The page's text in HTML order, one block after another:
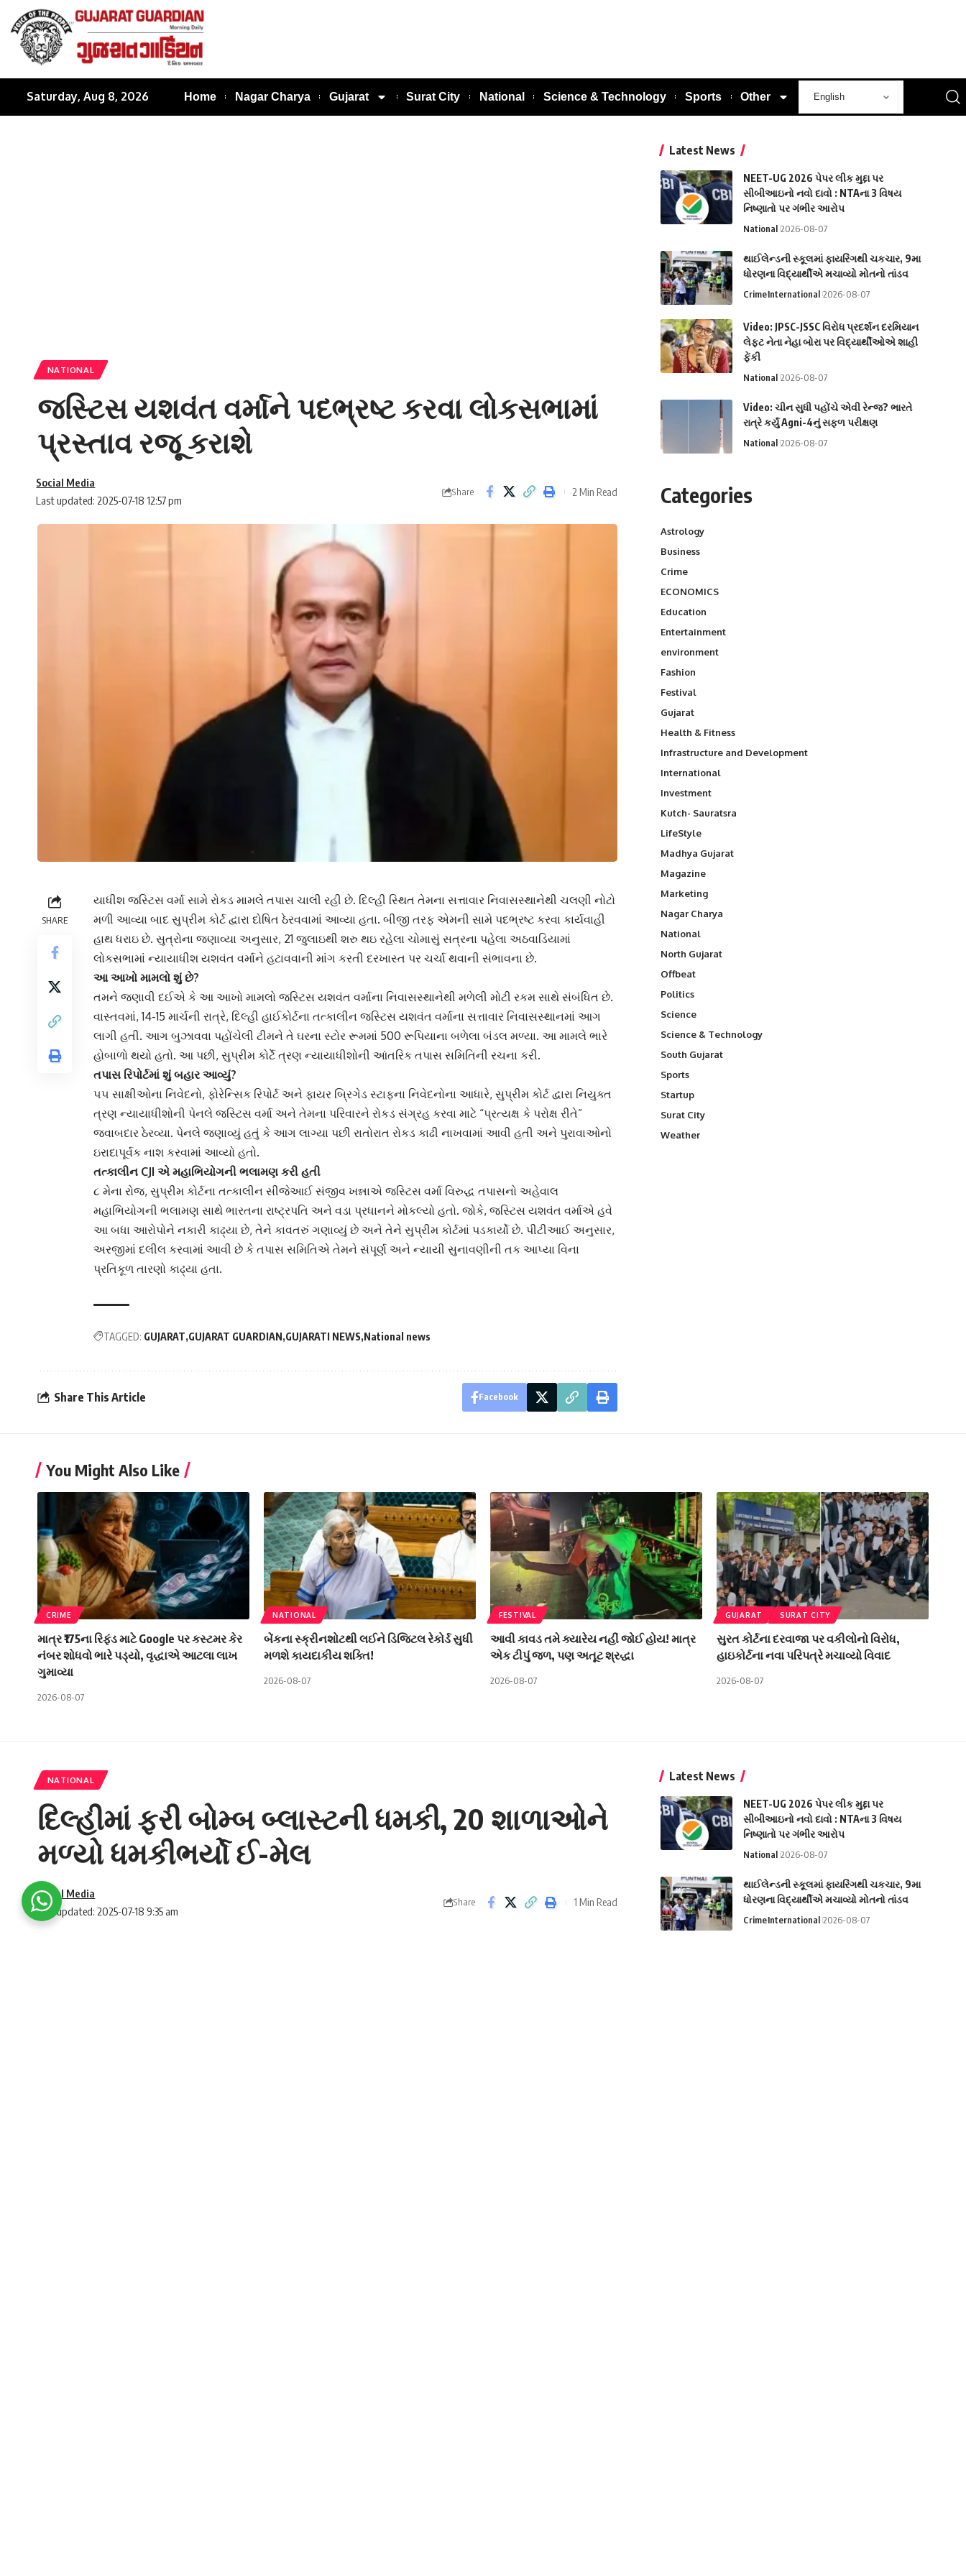
Saturday, Aug 8, 2026 Home Nagar Charya Gujarat Surat City National Science & Technology Sports Other
NATIONAL
જસ્ટિસ યશવંત વર્માને પદભ્રષ્ટ કરવા લોકસભામાં
પ્રસ્તાવ રજૂ કરાશે
Last updated: 2025-07-18 12:57 pm
Social Media
Share 2 Min Read
SHARE
યાધીશ જસ્ટિસ વર્મા સામે રોકડ મામલે તપાસ ચાલી રહી છે. દિલ્હી સ્થિત તેમના સત્તાવાર નિવાસસ્થાનેથી ચલણી નોટો
મળી આવ્યા બાદ સુપ્રીમ કોર્ટ દ્વારા દોષિત ઠેરવવામાં આવ્યા હતા. બીજી તરફ એમની સામે પદભ્રષ્ટ કરવા કાર્યવાહી
હાથ ધરાઇ છે. સુત્રોના જણાવ્યા અનુસાર, 21 જુલાઇથી શરુ થઇ રહેલા ચોમાસું સત્રના પહેલા અઠવાડિયામાં
લોકસભામાં ન્યાયાધીશ યશવંત વર્માને હટાવવાની માંગ કરતી દરખાસ્ત પર ચર્ચા થવાની સંભાવના છે.
આ આખો મામલો શું છે?
તમને જણાવી દઈએ કે આ આખો મામલો જસ્ટિસ યશવંત વર્માના નિવાસસ્થાનેથી મળેલી મોટી રકમ સાથે સંબંધિત છે.
વાસ્તવમાં, 14-15 માર્ચની રાત્રે, દિલ્હી હાઈકોર્ટના તત્કાલીન જસ્ટિસ યશવંત વર્માના સત્તાવાર નિવાસસ્થાનમાં આગ
લાગી હતી. આગ બુઝાવવા પહોંચેલી ટીમને તે ઘરના સ્ટોર રૂમમાં 500 રૂપિયાના બળેલા બંડલ મળ્યા. આ મામલે ભારે
હોબાળો થયો હતો. આ પછી, સુપ્રીમ કોર્ટે ત્રણ ન્યાયાધીશોની આંતરિક તપાસ સમિતિની રચના કરી.
તપાસ રિપોર્ટમાં શું બહાર આવ્યું?
૫૫ સાક્ષીઓના નિવેદનો, ફોરેન્સિક રિપોર્ટ અને ફાયર બ્રિગેડ સ્ટાફના નિવેદનોના આધારે, સુપ્રીમ કોર્ટ દ્વારા નિયુક્ત
ત્રણ ન્યાયાધીશોની પેનલે જસ્ટિસ વર્મા અને તેમના પરિવારને રોકડ સંગ્રહ કરવા માટે “પ્રત્યક્ષ કે પરોક્ષ રીતે”
જવાબદાર ઠેરવ્યા. પેનલે જણાવ્યું હતું કે આગ લાગ્યા પછી રાતોરાત રોકડ કાઢી નાખવામાં આવી હતી અને પુરાવાઓનો
ઇરાદાપૂર્વક નાશ કરવામાં આવ્યો હતો.
તત્કાલીન CJI એ મહાભિયોગની ભલામણ કરી હતી
૮ મેના રોજ, સુપ્રીમ કોર્ટના તત્કાલીન સીજેઆઈ સંજીવ ખન્નાએ જસ્ટિસ વર્મા વિરુદ્ધ તપાસનો અહેવાલ
મહાભિયોગની ભલામણ સાથે ભારતના રાષ્ટ્રપતિ અને વડા પ્રધાનને મોકલ્યો હતો. જોકે, જસ્ટિસ યશવંત વર્માએ હવે
આ બધા આરોપોને નકારી કાઢ્યા છે, તેને કાવતરું ગણાવ્યું છે અને તેને સુપ્રીમ કોર્ટમાં પડકાર્યો છે. પીટીઆઈ અનુસાર,
અરજીમાં દલીલ કરવામાં આવી છે કે તપાસ સમિતિએ તેમને સંપૂર્ણ અને ન્યાયી સુનાવણીની તક આપ્યા વિના
પ્રતિકૂળ તારણો કાઢ્યા હતા.
TAGGED: GUJARAT GUJARAT GUARDIAN GUJARATI NEWS National news
Share This Article Facebook
Latest News
NEET-UG 2026 પેપર લીક મુદ્દા પર
સીબીઆઇનો નવો દાવો : NTAના 3 વિષય
નિષ્ણાતો પર ગંભીર આરોપ
National 2026-08-07
થાઈલેન્ડની સ્કૂલમાં ફાયરિંગથી ચકચાર, 9મા
ધોરણના વિદ્યાર્થીએ મચાવ્યો મોતનો તાંડવ
CrimeInternational 2026-08-07
Video: JPSC-JSSC વિરોધ પ્રદર્શન દરમિયાન
લેફ્ટ નેતા નેહા બોરા પર વિદ્યાર્થીઓએ શાહી
ફેંકી
National 2026-08-07
Video: ચીન સુધી પહોંચે એવી રેન્જ? ભારતે
રાત્રે કર્યું Agni-4નું સફળ પરીક્ષણ
National 2026-08-07
Categories
Astrology
Business
Crime
ECONOMICS
Education
Entertainment
environment
Fashion
Festival
Gujarat
Health & Fitness
Infrastructure and Development
International
Investment
Kutch- Sauratsra
LifeStyle
Madhya Gujarat
Magazine
Marketing
Nagar Charya
National
North Gujarat
Offbeat
Politics
Science
Science & Technology
South Gujarat
Sports
Startup
Surat City
Weather
You Might Also Like
CRIME
માત્ર ₹175ના રિફંડ માટે Google પર કસ્ટમર કેર
નંબર શોધવો ભારે પડ્યો, વૃદ્ધાએ આટલા લાખ
ગુમાવ્યા
2026-08-07
NATIONAL
બેંકના સ્ક્રીનશોટથી લઈને ડિજિટલ રેકોર્ડ સુધી
મળશે કાયદાકીય શક્તિ!
2026-08-07
FESTIVAL
આવી કાવડ તમે ક્યારેય નહીં જોઈ હોય! માત્ર
એક ટીપું જળ, પણ અતૂટ શ્રદ્ધા
2026-08-07
GUJARAT SURAT CITY
સુરત કોર્ટના દરવાજા પર વકીલોનો વિરોધ,
હાઇકોર્ટના નવા પરિપત્રે મચાવ્યો વિવાદ
2026-08-07
NATIONAL
દિલ્હીમાં ફરી બોમ્બ બ્લાસ્ટની ધમકી, 20 શાળાઓને
મળ્યો ધમકીભર્યો ઈ-મેલ
Last updated: 2025-07-18 9:35 am
Social Media
Share 1 Min Read
Latest News
NEET-UG 2026 પેપર લીક મુદ્દા પર
સીબીઆઇનો નવો દાવો : NTAના 3 વિષય
નિષ્ણાતો પર ગંભીર આરોપ
National 2026-08-07
થાઈલેન્ડની સ્કૂલમાં ફાયરિંગથી ચકચાર, 9મા
ધોરણના વિદ્યાર્થીએ મચાવ્યો મોતનો તાંડવ
CrimeInternational 2026-08-07